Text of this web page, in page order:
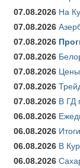
07.08.2026 На
07.08.2026
07.08.2026
07.08.2026
07.08.2026 Цены
07.08.2026
07.08.2026 В ГД
06.08.2026
06.08.2026
06.08.2026 В
06.08.2026